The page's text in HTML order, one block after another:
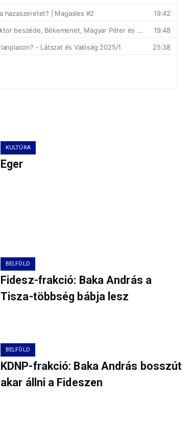
KULTÚRA
Eger
BELFÖLD
Fidesz-frakció: Baka András a
Tisza-többség bábja lesz
BELFÖLD
KDNP-frakció: Baka András bosszút
akar állni a Fideszen